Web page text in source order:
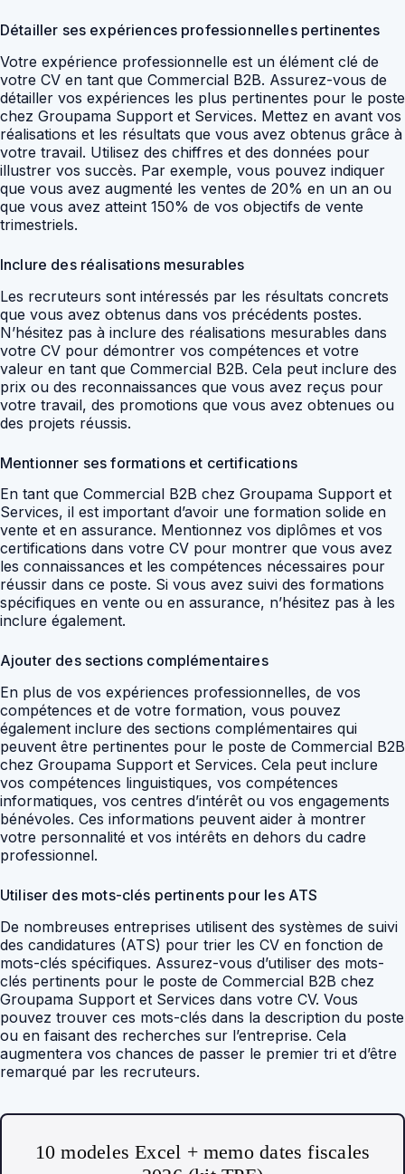
Détailler ses expériences professionnelles pertinentes
Votre expérience professionnelle est un élément clé de
votre CV en tant que Commercial B2B. Assurez-vous de
détailler vos expériences les plus pertinentes pour le poste
chez Groupama Support et Services. Mettez en avant vos
réalisations et les résultats que vous avez obtenus grâce à
votre travail. Utilisez des chiffres et des données pour
illustrer vos succès. Par exemple, vous pouvez indiquer
que vous avez augmenté les ventes de 20% en un an ou
que vous avez atteint 150% de vos objectifs de vente
trimestriels.
Inclure des réalisations mesurables
Les recruteurs sont intéressés par les résultats concrets
que vous avez obtenus dans vos précédents postes.
N’hésitez pas à inclure des réalisations mesurables dans
votre CV pour démontrer vos compétences et votre
valeur en tant que Commercial B2B. Cela peut inclure des
prix ou des reconnaissances que vous avez reçus pour
votre travail, des promotions que vous avez obtenues ou
des projets réussis.
Mentionner ses formations et certifications
En tant que Commercial B2B chez Groupama Support et
Services, il est important d’avoir une formation solide en
vente et en assurance. Mentionnez vos diplômes et vos
certifications dans votre CV pour montrer que vous avez
les connaissances et les compétences nécessaires pour
réussir dans ce poste. Si vous avez suivi des formations
spécifiques en vente ou en assurance, n’hésitez pas à les
inclure également.
Ajouter des sections complémentaires
En plus de vos expériences professionnelles, de vos
compétences et de votre formation, vous pouvez
également inclure des sections complémentaires qui
peuvent être pertinentes pour le poste de Commercial B2B
chez Groupama Support et Services. Cela peut inclure
vos compétences linguistiques, vos compétences
informatiques, vos centres d’intérêt ou vos engagements
bénévoles. Ces informations peuvent aider à montrer
votre personnalité et vos intérêts en dehors du cadre
professionnel.
Utiliser des mots-clés pertinents pour les ATS
De nombreuses entreprises utilisent des systèmes de suivi
des candidatures (ATS) pour trier les CV en fonction de
mots-clés spécifiques. Assurez-vous d’utiliser des mots-
clés pertinents pour le poste de Commercial B2B chez
Groupama Support et Services dans votre CV. Vous
pouvez trouver ces mots-clés dans la description du poste
ou en faisant des recherches sur l’entreprise. Cela
augmentera vos chances de passer le premier tri et d’être
remarqué par les recruteurs.
10 modeles Excel + memo dates fiscales